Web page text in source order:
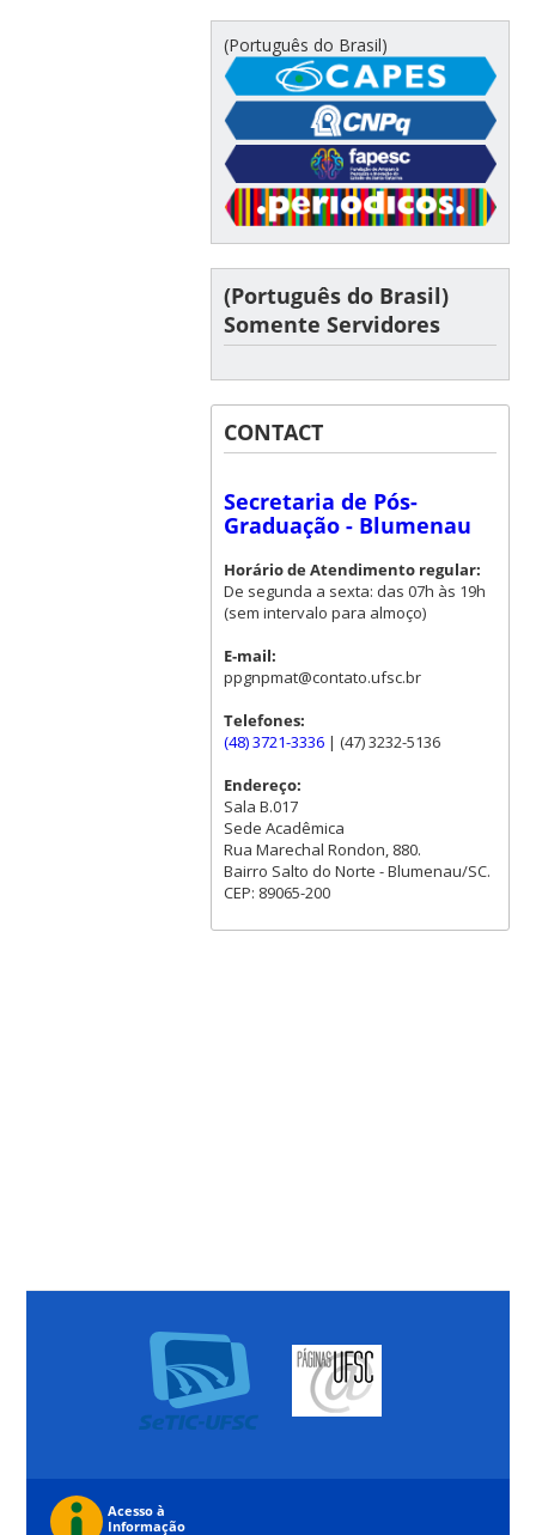
(Português do Brasil)
(Português do Brasil)
Somente Servidores
CONTACT
Secretaria de Pós-
Graduação - Blumenau
Horário de Atendimento regular:
De segunda a sexta: das 07h às 19h
(sem intervalo para almoço)
E-mail:
ppgnpmat@contato.ufsc.br
Telefones:
(48) 3721-3336| (47) 3232-5136
Endereço:
Sala B.017
Sede Acadêmica
Rua Marechal Rondon, 880.
Bairro Salto do Norte - Blumenau/SC.
CEP: 89065-200